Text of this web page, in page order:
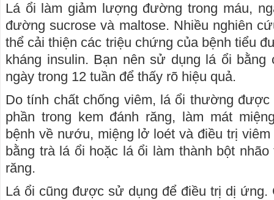
Lá ổi làm giảm lượng đường trong máu,
đường sucrose và maltose. Nhiều nghiên
thể cải thiện các triệu chứng của bệnh tiểu
kháng insulin. Bạn nên sử dụng lá ổi bằng
ngày trong 12 tuần để thấy rõ hiệu quả.
Do tính chất chống viêm, lá ổi thường
phần trong kem đánh răng, làm mát
bệnh về nướu, miệng lở loét và điều trị
bằng trà lá ổi hoặc lá ổi làm thành bột
răng.
Lá ổi cũng được sử dụng để điều trị dị ứng.